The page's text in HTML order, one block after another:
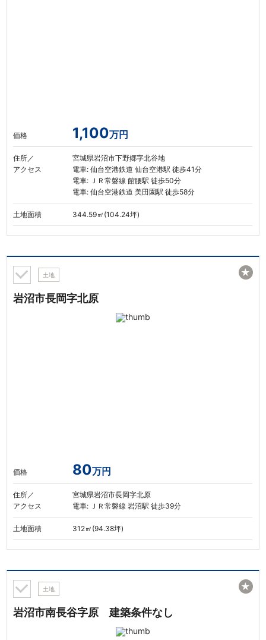
価格 1,100万円
住所／
アクセス
宮城県岩沼市下野郷字北谷地
電車: 仙台空港鉄道 仙台空港駅 徒歩41分
電車: ＪＲ常磐線 館腰駅 徒歩50分
電車: 仙台空港鉄道 美田園駅 徒歩58分
土地面積 344.59㎡(104.24坪)
土地
岩沼市長岡字北原
価格 80万円
住所／
アクセス
宮城県岩沼市長岡字北原
電車: ＪＲ常磐線 岩沼駅 徒歩39分
土地面積 312㎡(94.38坪)
★
土地
岩沼市南長谷字原 建築条件なし
★